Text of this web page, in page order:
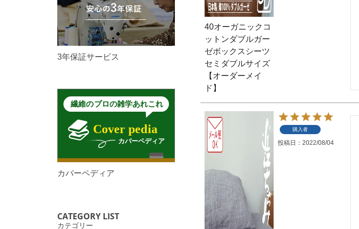
3年保証サービス
カバーペディア
CATEGORY LIST
カテゴリー
40オーガニックコ
ットンダブルガー
ゼボックスシーツ
セミダブルサイズ
【オーダーメイ
ド】
購入者
投稿日 2022/08/04